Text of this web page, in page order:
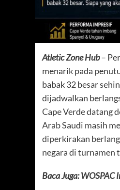
Atletic Zone Hub–
menarik pada
babak 32 besar
dijadwalkan
Cape Verde datang
Arab Saudi masih
diperkirakan
negara di turnamen
Baca Juga:WOSPAC